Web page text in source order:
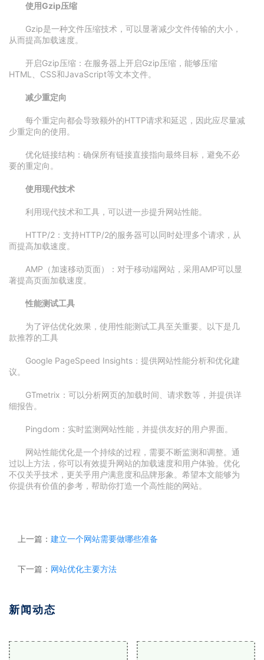
使用Gzip压缩
Gzip是一种文件压缩技术，可以显著减少文件传输的大小，
从而提高加载速度。
开启Gzip压缩：在服务器上开启Gzip压缩，能够压缩
HTML、CSS和JavaScript等文本文件。
减少重定向
每个重定向都会导致额外的HTTP请求和延迟，因此应尽量减
少重定向的使用。
优化链接结构：确保所有链接直接指向最终目标，避免不必
要的重定向。
使用现代技术
利用现代技术和工具，可以进一步提升网站性能。
HTTP/2：支持HTTP/2的服务器可以同时处理多个请求，从
而提高加载速度。
AMP（加速移动页面）：对于移动端网站，采用AMP可以显
著提高页面加载速度。
性能测试工具
为了评估优化效果，使用性能测试工具至关重要。以下是几
款推荐的工具
Google PageSpeed Insights：提供网站性能分析和优化建
议。
GTmetrix：可以分析网页的加载时间、请求数等，并提供详
细报告。
Pingdom：实时监测网站性能，并提供友好的用户界面。
网站性能优化是一个持续的过程，需要不断监测和调整。通
过以上方法，你可以有效提升网站的加载速度和用户体验。优化
不仅关乎技术，更关乎用户满意度和品牌形象。希望本文能够为
你提供有价值的参考，帮助你打造一个高性能的网站。
上一篇： 建立一个网站需要做哪些准备
下一篇： 网站优化主要方法
新闻动态